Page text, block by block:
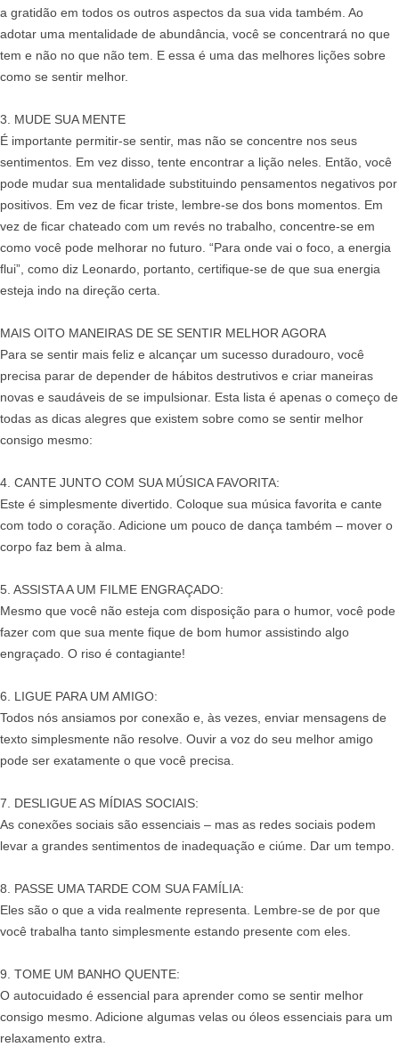
a gratidão em todos os outros aspectos da sua vida também. Ao
adotar uma mentalidade de abundância, você se concentrará no que
tem e não no que não tem. E essa é uma das melhores lições sobre
como se sentir melhor.
3. MUDE SUA MENTE
É importante permitir-se sentir, mas não se concentre nos seus
sentimentos. Em vez disso, tente encontrar a lição neles. Então, você
pode mudar sua mentalidade substituindo pensamentos negativos por
positivos. Em vez de ficar triste, lembre-se dos bons momentos. Em
vez de ficar chateado com um revés no trabalho, concentre-se em
como você pode melhorar no futuro. “Para onde vai o foco, a energia
flui”, como diz Leonardo, portanto, certifique-se de que sua energia
esteja indo na direção certa.
MAIS OITO MANEIRAS DE SE SENTIR MELHOR AGORA
Para se sentir mais feliz e alcançar um sucesso duradouro, você
precisa parar de depender de hábitos destrutivos e criar maneiras
novas e saudáveis de se impulsionar. Esta lista é apenas o começo de
todas as dicas alegres que existem sobre como se sentir melhor
consigo mesmo:
4. CANTE JUNTO COM SUA MÚSICA FAVORITA:
Este é simplesmente divertido. Coloque sua música favorita e cante
com todo o coração. Adicione um pouco de dança também – mover o
corpo faz bem à alma.
5. ASSISTA A UM FILME ENGRAÇADO:
Mesmo que você não esteja com disposição para o humor, você pode
fazer com que sua mente fique de bom humor assistindo algo
engraçado. O riso é contagiante!
6. LIGUE PARA UM AMIGO:
Todos nós ansiamos por conexão e, às vezes, enviar mensagens de
texto simplesmente não resolve. Ouvir a voz do seu melhor amigo
pode ser exatamente o que você precisa.
7. DESLIGUE AS MÍDIAS SOCIAIS:
As conexões sociais são essenciais – mas as redes sociais podem
levar a grandes sentimentos de inadequação e ciúme. Dar um tempo.
8. PASSE UMA TARDE COM SUA FAMÍLIA:
Eles são o que a vida realmente representa. Lembre-se de por que
você trabalha tanto simplesmente estando presente com eles.
9. TOME UM BANHO QUENTE:
O autocuidado é essencial para aprender como se sentir melhor
consigo mesmo. Adicione algumas velas ou óleos essenciais para um
relaxamento extra.